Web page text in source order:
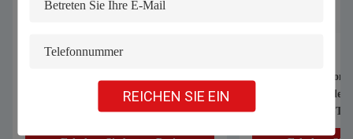
REICHEN SIE EIN
Laser Schweißmaschine zum
Schweißen von Edelstahl-
Automatischer
Industrie-Schneider
Unterwäsche BH-T-
Stoff Textil